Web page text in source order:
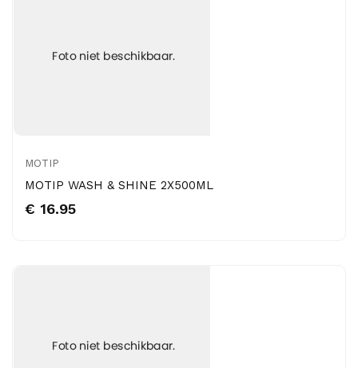
MOTIP
MOTIP WASH & SHINE 2X500ML
€ 16.95